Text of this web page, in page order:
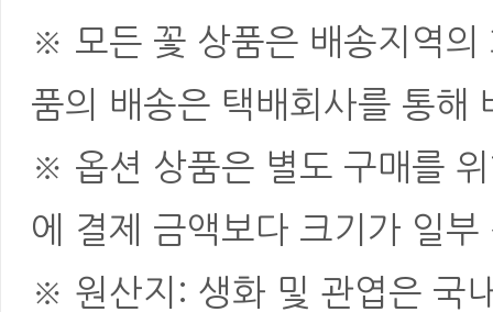
※ 모든 꽃 상품은 배송지역의
품의 배송은 택배회사를 통해
※ 옵션 상품은 별도 구매를
에 결제 금액보다 크기가 일
※ 원산지: 생화 및 관엽은 국